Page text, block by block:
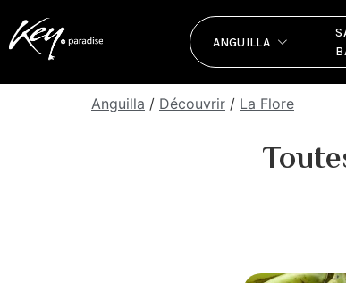
ANGUILLA
Anguilla / Découvrir / La Flore